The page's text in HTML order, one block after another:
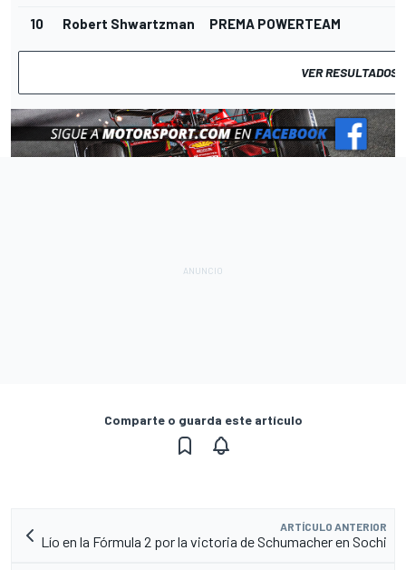
10 Robert Shwartzman PREMA POWERTEAM
VER RESULTADOS
Comparte o guarda este artículo
ARTÍCULO ANTERIOR
Lío en la Fórmula 2 por la victoria de Schumacher en Sochi